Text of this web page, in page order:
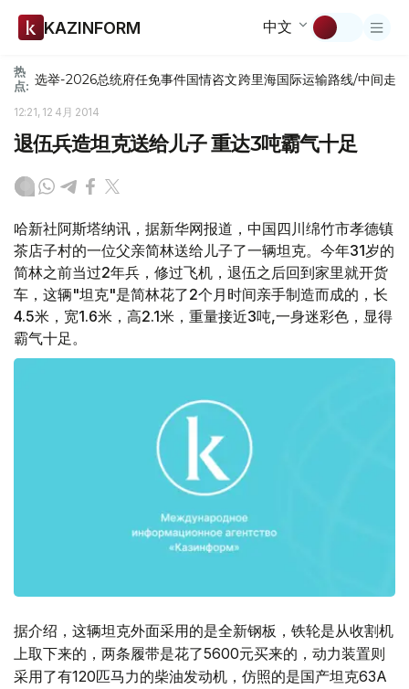
KAZINFORM 中文
热
点: 选举-2026总统府任免事件国情咨文跨里海国际运输路线/中间走廊
12:21, 12 4月 2014
退伍兵造坦克送给儿子 重达3吨霸气十足
哈新社阿斯塔纳讯，据新华网报道，中国四川绵竹市孝德镇
茶店子村的一位父亲简林送给儿子了一辆坦克。今年31岁的
简林之前当过2年兵，修过飞机，退伍之后回到家里就开货
车，这辆"坦克"是简林花了2个月时间亲手制造而成的，长
4.5米，宽1.6米，高2.1米，重量接近3吨,一身迷彩色，显得
霸气十足。
据介绍，这辆坦克外面采用的是全新钢板，铁轮是从收割机
上取下来的，两条履带是花了5600元买来的，动力装置则
采用了有120匹马力的柴油发动机，仿照的是国产坦克63A